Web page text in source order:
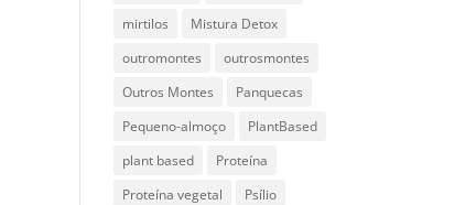
mirtilos
Mistura Detox
outromontes
outrosmontes
Outros Montes
Panquecas
Pequeno-almoço
PlantBased
plant based
Proteína
Proteína vegetal
Psílio